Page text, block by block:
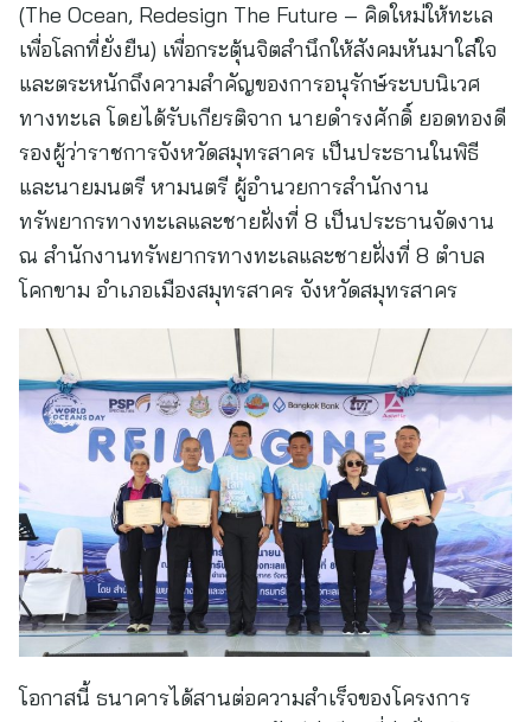
(The Ocean, Redesign The Future – คิดใหม่ให้ทะเล
เพื่อโลกที่ยั่งยืน) เพื่อกระตุ้นจิตสำนึกให้สังคมหันมาใส่ใจ
และตระหนักถึงความสำคัญของการอนุรักษ์ระบบนิเวศ
ทางทะเล โดยได้รับเกียรติจาก นายดำรงศักดิ์ ยอดทองดี
รองผู้ว่าราชการจังหวัดสมุทรสาคร เป็นประธานในพิธี
และนายมนตรี หามนตรี ผู้อำนวยการสำนักงาน
ทรัพยากรทางทะเลและชายฝั่งที่ 8 เป็นประธานจัดงาน
ณ สำนักงานทรัพยากรทางทะเลและชายฝั่งที่ 8 ตำบล
โคกขาม อำเภอเมืองสมุทรสาคร จังหวัดสมุทรสาคร
โอกาสนี้ ธนาคารได้สานต่อความสำเร็จของโครงการ